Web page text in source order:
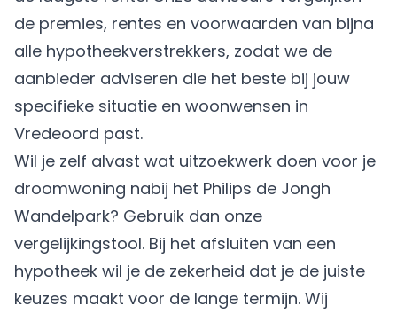
de premies, rentes en voorwaarden van bijna
alle hypotheekverstrekkers, zodat we de
aanbieder adviseren die het beste bij jouw
specifieke situatie en woonwensen in
Vredeoord past.
Wil je zelf alvast wat uitzoekwerk doen voor je
droomwoning nabij het Philips de Jongh
Wandelpark? Gebruik dan onze
vergelijkingstool. Bij het afsluiten van een
hypotheek wil je de zekerheid dat je de juiste
keuzes maakt voor de lange termijn. Wij